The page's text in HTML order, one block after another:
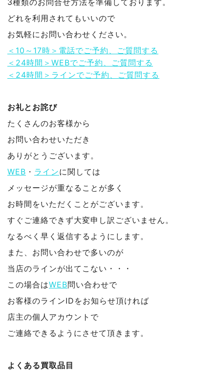
どれを利用されてもいいので
お気軽にお問い合わせください。
＜10～17時＞電話でご予約、ご質問する
＜24時間＞WEBでご予約、ご質問する
＜24時間＞ラインでご予約、ご質問する
お礼とお詫び
たくさんのお客様から
お問い合わせいただき
ありがとうございます。
WEB ・ ラインに関しては
メッセージが重なることが多く
お時間をいただくことがございます。
すぐご連絡できず大変申し訳ございません。
なるべく早く返信するようにします。
また、お問い合わせで多いのが
当店のラインが出てこない・・・
この場合はWEB問い合わせで
お客様のラインIDをお知らせ頂ければ
店主の個人アカウントで
ご連絡できるようにさせて頂きます。
よくある買取品目